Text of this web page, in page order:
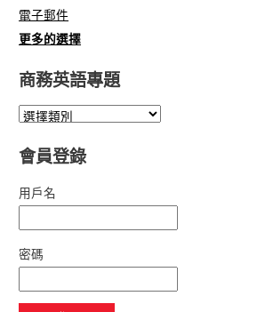
電子郵件
更多的選擇
商務英語專題
會員登錄
用戶名
密碼